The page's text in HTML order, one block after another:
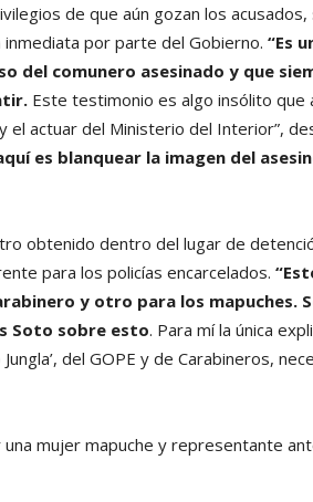
de que aún gozan los acusados,
por parte del Gobierno. “Es
del comunero asesinado y que
Este testimonio es algo insólito que
actuar del Ministerio del Interior”,
es blanquear la imagen del
obtenido dentro del lugar de
para los policías encarcelados.
y otro para los mapuches.
Soto sobre esto. Para mí la única
del GOPE y de Carabineros,
mujer mapuche y representante